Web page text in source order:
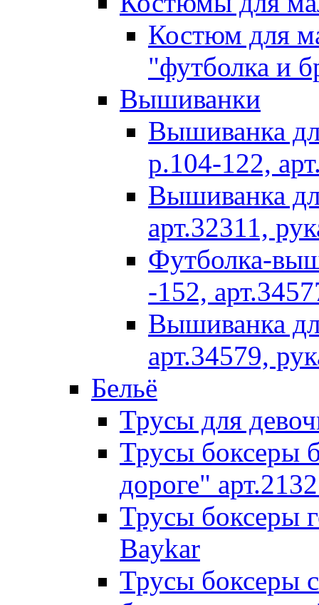
Костюм для
"футболка и
Вышиванки
Вышиванка
р.104-122,
Вышиванка
арт.32311,
Футболка-
-152,
Вышиванка
арт.34579,
Бельё
Трусы для
Трусы боксеры
дороге"
Трусы боксеры
Baykar
Трусы боксеры